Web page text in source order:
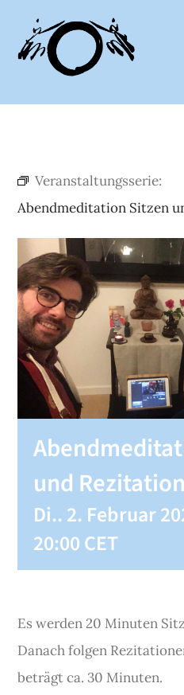
Inhalt
springen
AKTUELLES
MEDIEN
KALENDER
SHOP
KONTAKT
Veranstaltungsserie:
Abendmeditation Sitzen
und
Di.. 2. Februar
20:00CET
Es werden 20 Minuten
Danach folgen
beträgt ca. 30 Minuten.